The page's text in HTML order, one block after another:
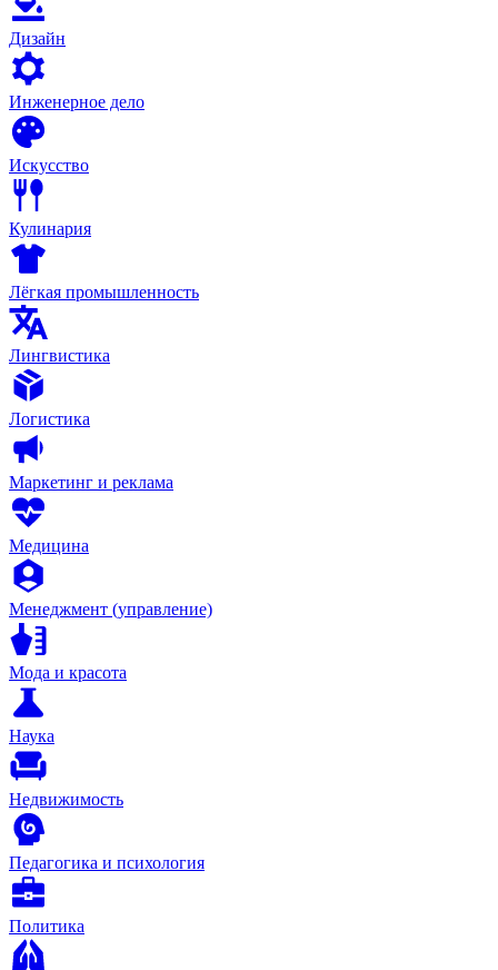
Дизайн
Инженерное дело
Искусство
Кулинария
Лёгкая промышленность
Лингвистика
Логистика
Маркетинг и реклама
Медицина
Менеджмент (управление)
Мода и красота
Наука
Недвижимость
Педагогика и психология
Политика